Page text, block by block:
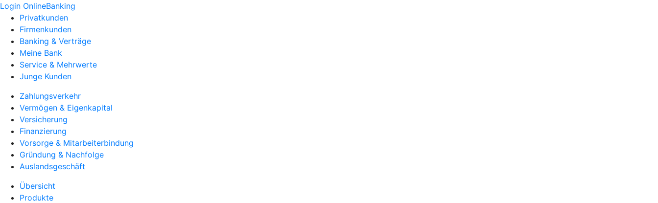
Login OnlineBanking
Privatkunden
Firmenkunden
Banking & Verträge
Meine Bank
Service & Mehrwerte
Junge Kunden
Zahlungsverkehr
Vermögen & Eigenkapital
Versicherung
Finanzierung
Vorsorge & Mitarbeiterbindung
Gründung & Nachfolge
Auslandsgeschäft
Übersicht
Produkte